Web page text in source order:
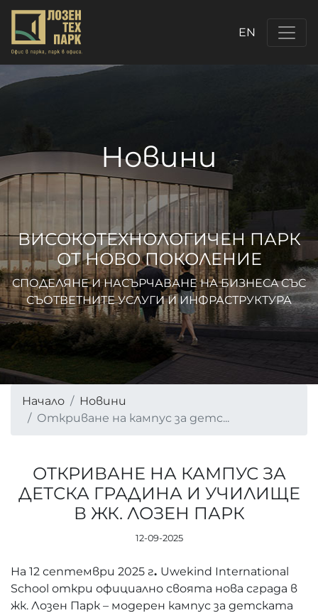
EN
Новини
ВИСОКОТЕХНОЛОГИЧЕН ПАРК
ОТ НОВО ПОКОЛЕНИЕ
СПОДЕЛЯНЕ И НАСЪРЧАВАНЕ НА БИЗНЕСA СЪС
СЪОТВЕТНИТЕ УСЛУГИ И ИНФРАСТРУКТУРА
Начало
Новини
Откриване на кампус за детс...
ОТКРИВАНЕ НА КАМПУС ЗА
ДЕТСКА ГРАДИНА И УЧИЛИЩЕ
В ЖК. ЛОЗЕН ПАРК
12-09-2025
На 12 септември 2025 г. Uwekind International
School откри официално своята нова сграда в
жк. Лозен Парк – модерен кампус за детската